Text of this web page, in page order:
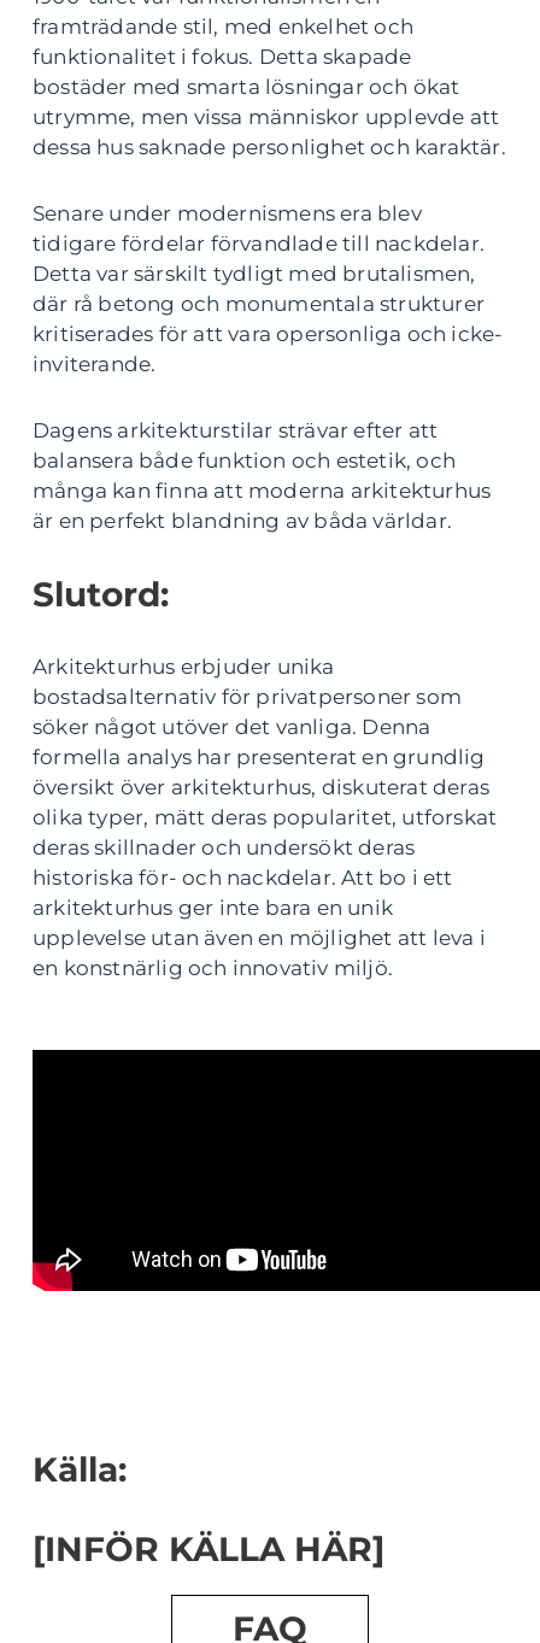
framträdande stil, med enkelhet och
funktionalitet i fokus. Detta skapade
bostäder med smarta lösningar och ökat
utrymme, men vissa människor upplevde att
dessa hus saknade personlighet och karaktär.
Senare under modernismens era blev
tidigare fördelar förvandlade till nackdelar.
Detta var särskilt tydligt med brutalismen,
där rå betong och monumentala strukturer
kritiserades för att vara opersonliga och icke-
inviterande.
Dagens arkitekturstilar strävar efter att
balansera både funktion och estetik, och
många kan finna att moderna arkitekturhus
är en perfekt blandning av båda världar.
Slutord:
Arkitekturhus erbjuder unika
bostadsalternativ för privatpersoner som
söker något utöver det vanliga. Denna
formella analys har presenterat en grundlig
översikt över arkitekturhus, diskuterat deras
olika typer, mätt deras popularitet, utforskat
deras skillnader och undersökt deras
historiska för- och nackdelar. Att bo i ett
arkitekturhus ger inte bara en unik
upplevelse utan även en möjlighet att leva i
en konstnärlig och innovativ miljö.
Källa:
[INFÖR KÄLLA HÄR]
FAQ